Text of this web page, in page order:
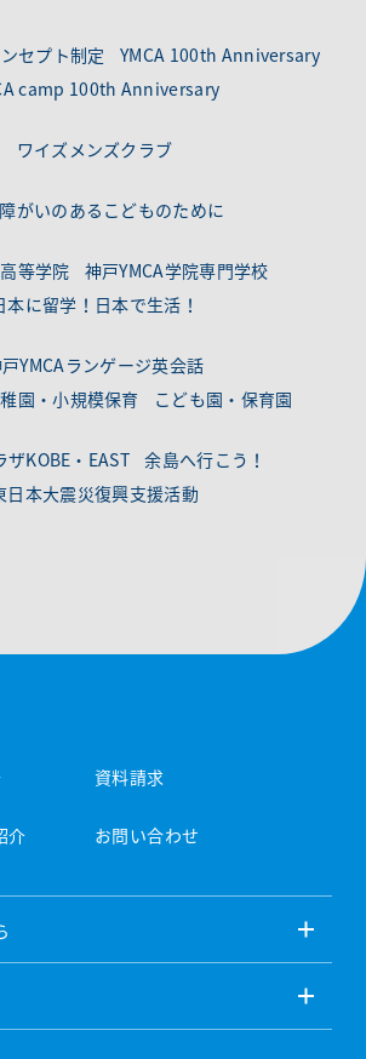
セプト制定
YMCA 100th Anniversary
camp 100th Anniversary
ワイズメンズクラブ
がいのあるこどものために
等学院
神戸YMCA学院専門学校
本に留学！日本で生活！
YMCAランゲージ英会話
園・小規模保育
こども園・保育園
ザKOBE・EAST
余島へ行こう！
日本大震災復興支援活動
介
資料請求
お問い合わせ